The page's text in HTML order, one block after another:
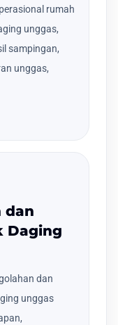
rumah
unggas,
sampingan,
unggas,
dan
Daging
dan
unggas